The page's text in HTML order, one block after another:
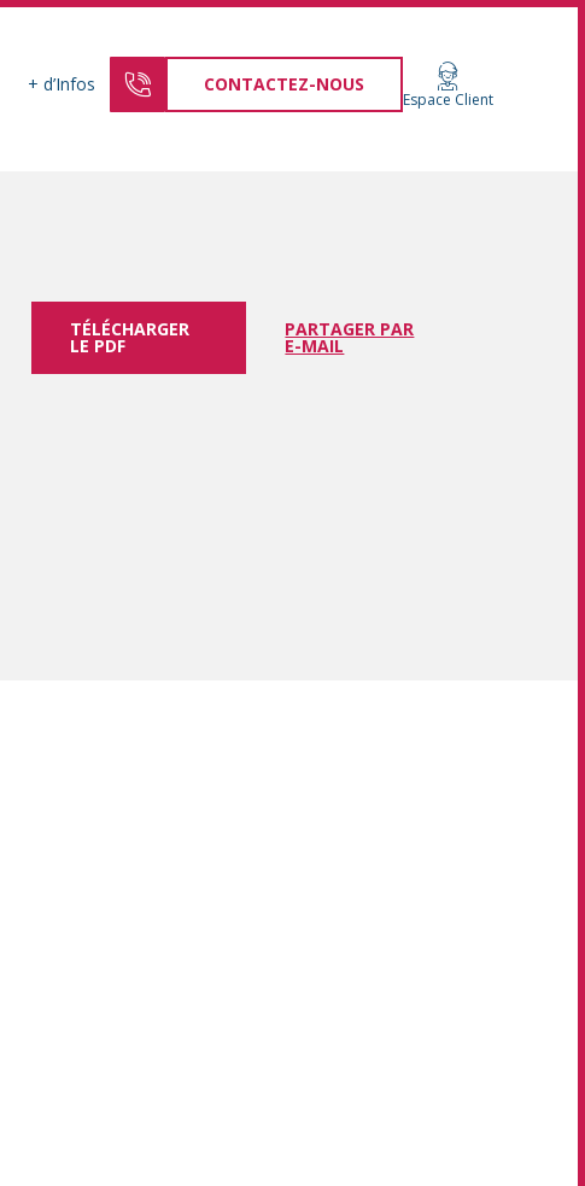
+ d’Infos CONTACTEZ-NOUS
Espace Client
TÉLÉCHARGER
LE PDF
PARTAGER PAR
E-MAIL